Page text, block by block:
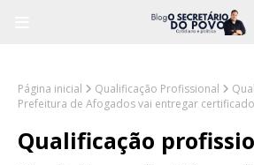
Página inicial Qualificação Profissional
Prefeitura de Afogados vai entregar
Qualificação